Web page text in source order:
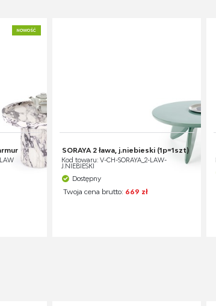
NOWOŚĆ
SORAYA 2 ława, j.niebieski (1p=1szt)
Kod towaru: V-CH-SORAYA_2-LAW-
J.NIEBIESKI
Dostępny
Twoja cena brutto: 669 zł